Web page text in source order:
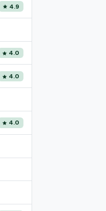
4.9
4.0
4.0
4.0